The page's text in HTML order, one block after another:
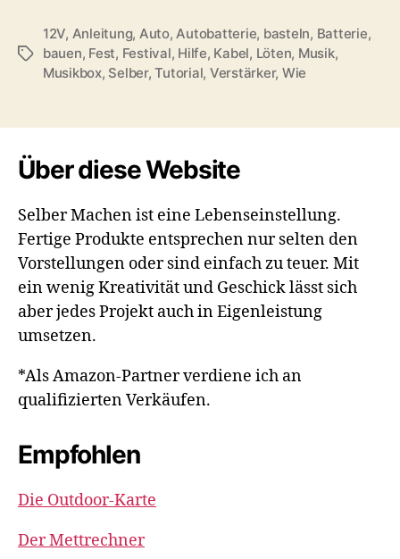
Schlagwörter
12V, Anleitung, Auto,Autobatterie, basteln, Batterie,
bauen, Fest, Festival, Hilfe, Kabel, Löten, Musik,
Musikbox, Selber,Tutorial, Verstärker, Wie
Über diese Website
Selber Machen ist eine Lebenseinstellung.
Fertige Produkte entsprechen nur selten den
Vorstellungen oder sind einfach zu teuer. Mit
ein wenig Kreativität und Geschick lässt sich
aber jedes Projekt auch in Eigenleistung
umsetzen.
*Als Amazon-Partner verdiene ich an
qualifizierten Verkäufen.
Empfohlen
Die Outdoor-Karte
Der Mettrechner